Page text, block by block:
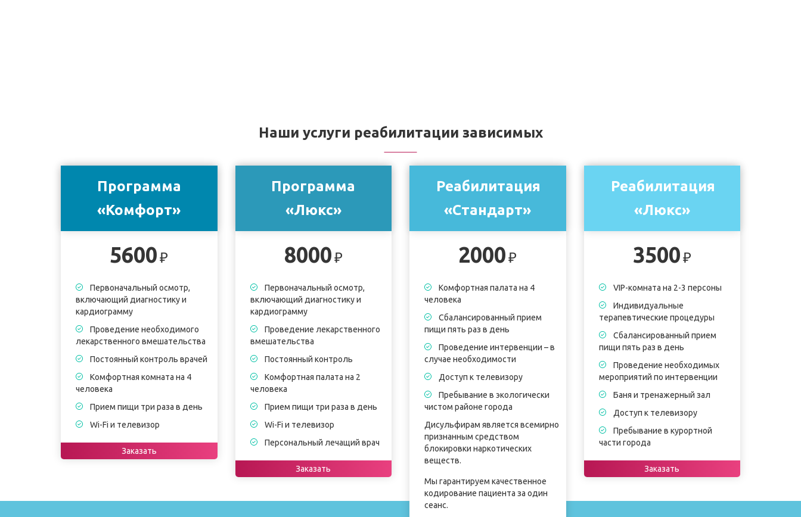
Наши услуги реабилитации зависимых
Программа
«Комфорт»
5600₽
Первоначальный осмотр,
включающий диагностику и
кардиограмму
Проведение необходимого
лекарственного вмешательства
Постоянный контроль врачей
Комфортная комната на 4
человека
Прием пищи три раза в день
Wi-Fi и телевизор
Заказать
Программа
«Люкс»
8000₽
Первоначальный осмотр,
включающий диагностику и
кардиограмму
Проведение лекарственного
вмешательства
Постоянный контроль
Комфортная палата на 2
человека
Прием пищи три раза в день
Wi-Fi и телевизор
Персональный лечащий врач
Заказать
Реабилитация
«Стандарт»
2000₽
Комфортная палата на 4
человека
Сбалансированный прием
пищи пять раз в день
Проведение интервенции – в
случае необходимости
Доступ к телевизору
Пребывание в экологически
чистом районе города
Дисульфирам является всемирно
признанным средством
блокировки наркотических
веществ.
Мы гарантируем качественное
кодирование пациента за один
сеанс.
Реабилитация
«Люкс»
3500₽
VIP-комната на 2-3 персоны
Индивидуальные
терапевтические процедуры
Сбалансированный прием
пищи пять раз в день
Проведение необходимых
мероприятий по интервенции
Баня и тренажерный зал
Доступ к телевизору
Пребывание в курортной
части города
Заказать